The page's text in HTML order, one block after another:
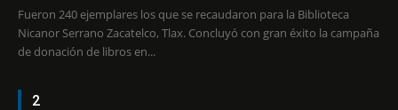
Fueron 240 ejemplares los que se recaudaron para la Biblioteca
Nicanor Serrano Zacatelco, Tlax. Concluyó con gran éxito la campaña
de donación de libros en...
2